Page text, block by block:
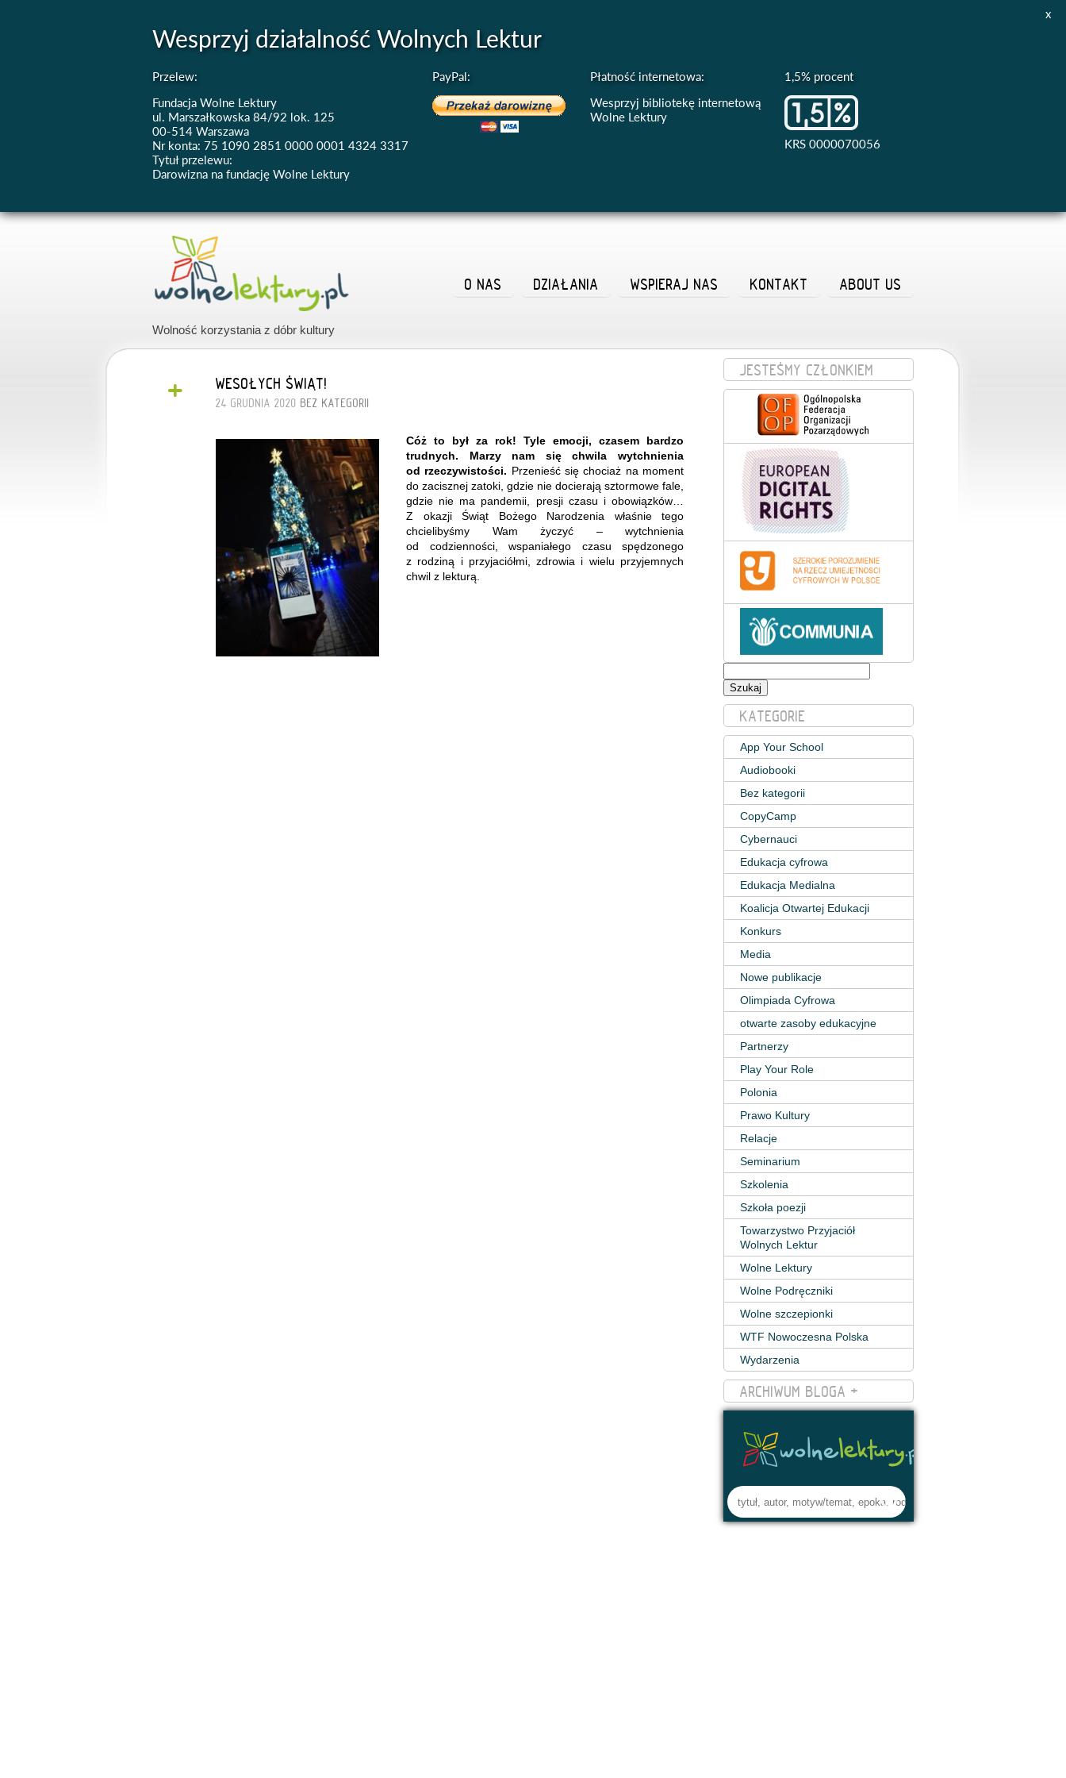
Wesprzyj działalność Wolnych Lektur
Przelew:
Fundacja Wolne Lektury
ul. Marszałkowska 84/92 lok. 125
00-514 Warszawa
Nr konta: 75 1090 2851 0000 0001 4324 3317
Tytuł przelewu:
Darowizna na fundację Wolne Lektury
PayPal:
Płatność internetowa:
Wesprzyj bibliotekę internetową
Wolne Lektury
1,5% procent
KRS 0000070056
x
Wolność korzystania z dóbr kultury
ABOUT US
KONTAKT
WSPIERAJ NAS
DZIAŁANIA
O NAS
+ WESOŁYCH ŚWIĄT!
24 GRUDNIA 2020 BEZ KATEGORII
Cóż to był za rok! Tyle emocji, czasem bardzo
trudnych. Marzy nam się chwila wytchnienia
od rzeczywistości. Przenieść się chociaż na moment
do zacisznej zatoki, gdzie nie docierają sztormowe fale,
gdzie nie ma pandemii, presji czasu i obowiązków…
Z okazji Świąt Bożego Narodzenia właśnie tego
chcielibyśmy Wam życzyć – wytchnienia
od codzienności, wspaniałego czasu spędzonego
z rodziną i przyjaciółmi, zdrowia i wielu przyjemnych
chwil z lekturą.
JESTEŚMY CZŁONKIEM
KATEGORIE
App Your School
Audiobooki
Bez kategorii
CopyCamp
Cybernauci
Edukacja cyfrowa
Edukacja Medialna
Koalicja Otwartej Edukacji
Konkurs
Media
Nowe publikacje
Olimpiada Cyfrowa
otwarte zasoby edukacyjne
Partnerzy
Play Your Role
Polonia
Prawo Kultury
Relacje
Seminarium
Szkolenia
Szkoła poezji
Towarzystwo Przyjaciół
Wolnych Lektur
Wolne Lektury
Wolne Podręczniki
Wolne szczepionki
WTF Nowoczesna Polska
Wydarzenia
ARCHIWUM BLOGA +